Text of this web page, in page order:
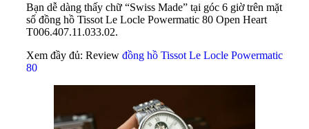
Bạn dễ dàng thấy chữ “Swiss Made” tại góc 6 giờ trên mặt
số đồng hồ Tissot Le Locle Powermatic 80 Open Heart
T006.407.11.033.02.
Xem đầy đủ: Review đồng hồ Tissot Le Locle Powermatic
80